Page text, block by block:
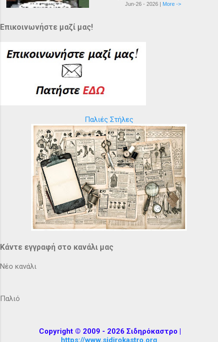
Jun-26 - 2026 | More ->
Επικοινωνήστε μαζί μας!
Παλιές Στήλες
Κάντε εγγραφή στο κανάλι μας
Νέο κανάλι
Παλιό
Copyright © 2009 - 2026 Σιδηρόκαστρο |
https://www.sidirokastro.org